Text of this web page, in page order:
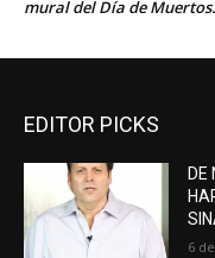
mural del Día de Muertos.
EDITOR PICKS
DE
6